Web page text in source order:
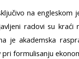
na
radovi su kraći
je akademska
formulisanju